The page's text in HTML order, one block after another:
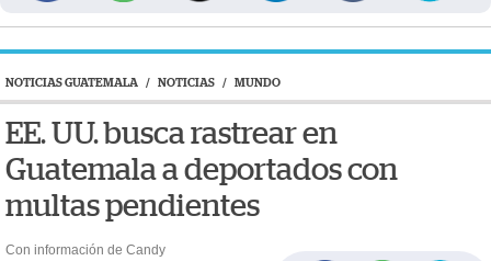
NOTICIAS GUATEMALA / NOTICIAS / MUNDO
EE. UU. busca rastrear en
Guatemala a deportados con
multas pendientes
Con información de Candy